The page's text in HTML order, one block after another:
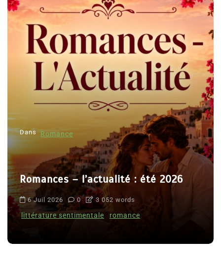
Dans Romance
Romances – l’actualité : été 2026
6 Juil 2026 0 3 052 words
littérature sentimentale romance